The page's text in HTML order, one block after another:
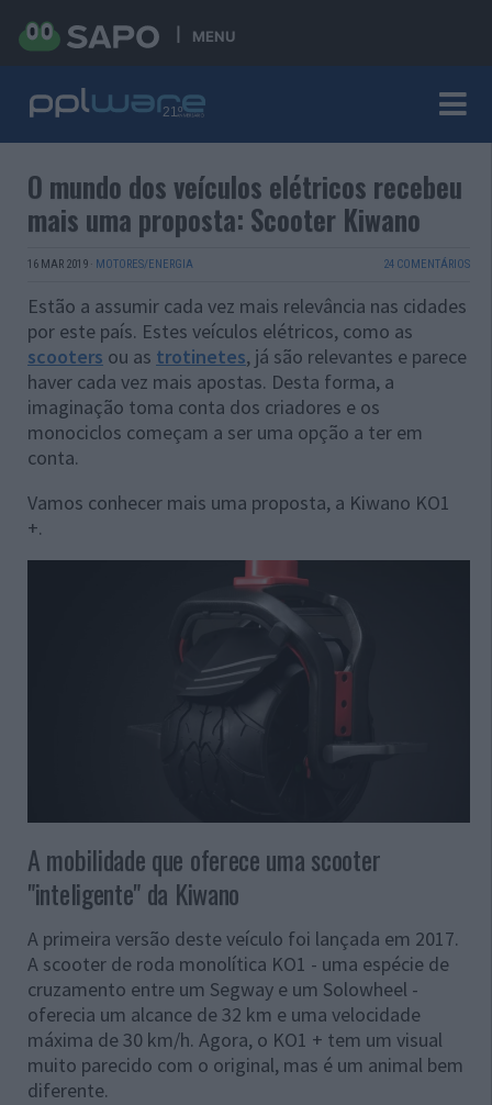
MENU
O mundo dos veículos elétricos recebeu
mais uma proposta: Scooter Kiwano
16 MAR 2019 · MOTORES/ENERGIA 24 COMENTÁRIOS
Estão a assumir cada vez mais relevância nas cidades
por este país. Estes veículos elétricos, como as
scooters ou as trotinetes, já são relevantes e parece
haver cada vez mais apostas. Desta forma, a
imaginação toma conta dos criadores e os
monociclos começam a ser uma opção a ter em
conta.
Vamos conhecer mais uma proposta, a Kiwano KO1
+.
A mobilidade que oferece uma scooter
"inteligente" da Kiwano
A primeira versão deste veículo foi lançada em 2017.
A scooter de roda monolítica KO1 - uma espécie de
cruzamento entre um Segway e um Solowheel -
oferecia um alcance de 32 km e uma velocidade
máxima de 30 km/h. Agora, o KO1 + tem um visual
muito parecido com o original, mas é um animal bem
diferente.